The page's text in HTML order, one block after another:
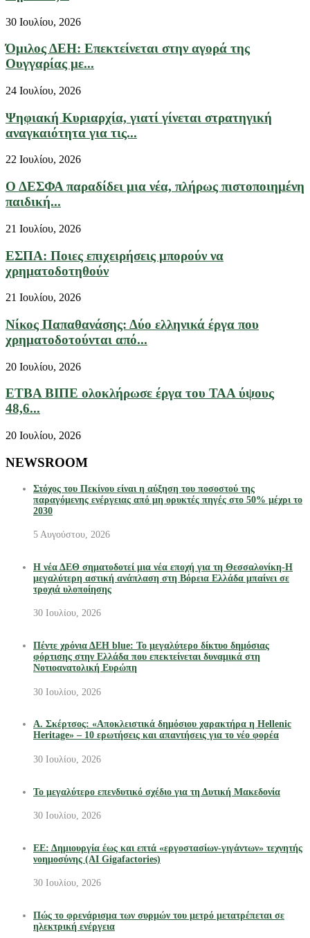
30 Ιουλίου, 2026
Όμιλος ΔΕΗ: Επεκτείνεται στην αγορά της
Ουγγαρίας με...
24 Ιουλίου, 2026
Ψηφιακή Κυριαρχία, γιατί γίνεται στρατηγική
αναγκαιότητα για τις...
22 Ιουλίου, 2026
Ο ΔΕΣΦΑ παραδίδει μια νέα, πλήρως πιστοποιημένη
παιδική...
21 Ιουλίου, 2026
ΕΣΠΑ: Ποιες επιχειρήσεις μπορούν να
χρηματοδοτηθούν
21 Ιουλίου, 2026
Νίκος Παπαθανάσης: Δύο ελληνικά έργα που
χρηματοδοτούνται από...
20 Ιουλίου, 2026
ΕΤΒΑ ΒΙΠΕ ολοκλήρωσε έργα του ΤΑΑ ύψους
48,6...
20 Ιουλίου, 2026
NEWSROOM
Στόχος του Πεκίνου είναι η αύξηση του ποσοστού της
παραγόμενης ενέργειας από μη ορυκτές πηγές στο 50% μέχρι το
2030
5 Αυγούστου, 2026
Η νέα ΔΕΘ σηματοδοτεί μια νέα εποχή για τη Θεσσαλονίκη-Η
μεγαλύτερη αστική ανάπλαση στη Βόρεια Ελλάδα μπαίνει σε
τροχιά υλοποίησης
30 Ιουλίου, 2026
Πέντε χρόνια ΔΕΗ blue: Το μεγαλύτερο δίκτυο δημόσιας
φόρτισης στην Ελλάδα που επεκτείνεται δυναμικά στη
Νοτιοανατολική Ευρώπη
30 Ιουλίου, 2026
Α. Σκέρτσος: «Αποκλειστικά δημόσιου χαρακτήρα η Hellenic
Heritage» – 10 ερωτήσεις και απαντήσεις για το νέο φορέα
30 Ιουλίου, 2026
Το μεγαλύτερο επενδυτικό σχέδιο για τη Δυτική Μακεδονία
30 Ιουλίου, 2026
ΕΕ: Δημιουργία έως και επτά «εργοστασίων-γιγάντων» τεχνητής
νοημοσύνης (AI Gigafactories)
30 Ιουλίου, 2026
Πώς το φρενάρισμα των συρμών του μετρό μετατρέπεται σε
ηλεκτρική ενέργεια